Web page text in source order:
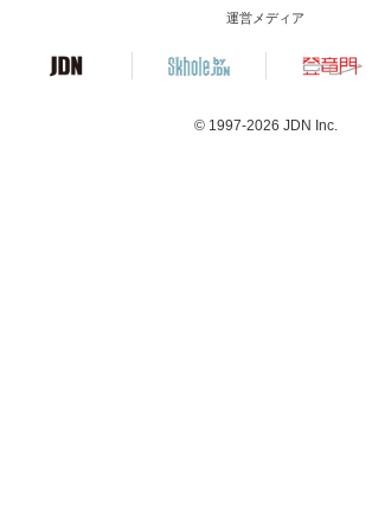
運営メディア
© 1997-2026 JDN Inc.